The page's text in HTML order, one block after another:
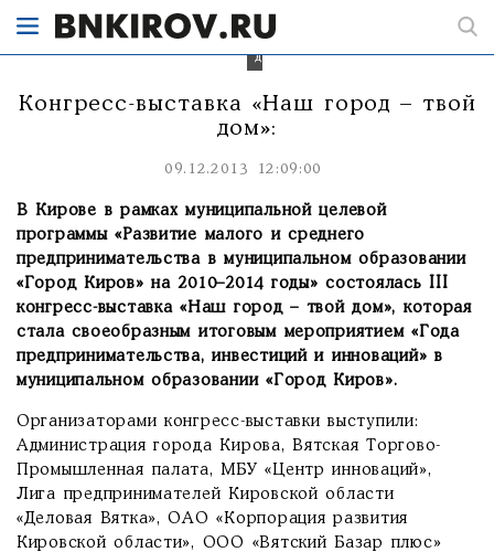
твой
дом»
Конгресс-выставка «Наш город – твой
дом»:
09.12.2013 12:09:00
В Кирове в рамках муниципальной целевой
программы «Развитие малого и среднего
предпринимательства в муниципальном образовании
«Город Киров» на 2010–2014 годы» состоялась III
конгресс-выставка «Наш город – твой дом», которая
стала своеобразным итоговым мероприятием «Года
предпринимательства, инвестиций и инноваций» в
муниципальном образовании «Город Киров».
Организаторами конгресс-выставки выступили:
Администрация города Кирова, Вятская Торгово-
Промышленная палата, МБУ «Центр инноваций»,
Лига предпринимателей Кировской области
«Деловая Вятка», ОАО «Корпорация развития
Кировской области», ООО «Вятский Базар плюс»